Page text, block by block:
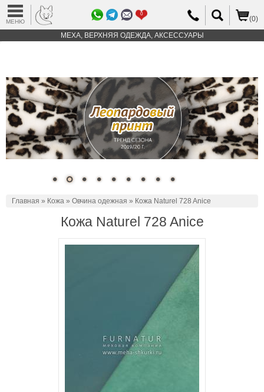
МЕНЮ
0
(0)
МЕХА, ВЕРХНЯЯ ОДЕЖДА, АКСЕССУАРЫ
Главная » Кожа » Овчина одежная » Кожа Naturel 728 Anice
Кожа Naturel 728 Anice